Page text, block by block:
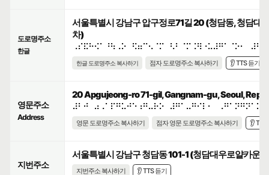
도로명주소
한글
서울특별시 강남구 압구정로71길 20 (청담동, 청담대
차)
⠠⠎⠯⠓⠪⠁⠘⠳⠠⠕⠀⠫⠶⠉⠢⠈⠍⠀⠣⠃⠈⠍⠨⠻⠐⠥⠼⠛⠁⠈⠕⠂⠀⠼⠃⠚
한글 도로명주소 복사하기 점자 도로명주소 복사하기 👂 TTS 듣기
영문주소
Address
20 Apgujeong-ro 71-gil, Gangnam-gu, Seoul,
영문 도로명주소 복사하기 점자 영문 도로명주소 복사하기 👂 TTS
지번주소
서울특별시 강남구 청담동 101-1 (청담대우로얄카운
지번주소 복사하기 👂 TTS 듣기